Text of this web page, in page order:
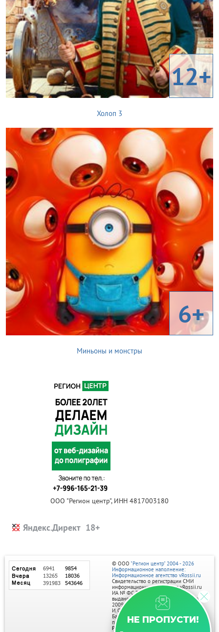
12+
Холоп 3
6+
Миньоны и монстры
ООО "Регион центр", ИНН 4817003180
Яндекс.Директ
НЕ ПРОПУСТИ!
© ООО "Регион центр" 2004 - 2026
Информационное наполнение:
Информационное агентство vRossii.ru
Свидетельство о регистрации СМИ
информационного агентства vRossii.ru
ИА № ФС 77‑35502
выдано РОСКОМНАДЗОРом 04 марта
2009г.
И. О. Главного редактора Нарыков А. Н.
Баннеры на портале размещаются на
правах рекламы.
Реклама на портале: